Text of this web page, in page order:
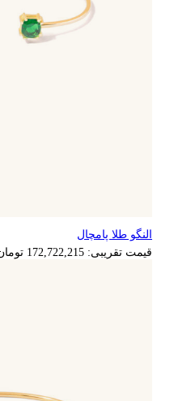
النگو طلا پامچال
قیمت تقریبی:172,722,215 تومان